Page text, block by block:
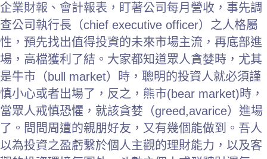
企業財報、會計報表，盯著公司每月營收，事先調
查公司執行長（chief executive officer）之人格屬
性，預先找出值得投資的未來市場主流，再底部進
場，高檔獲利了結。大家都知道眾人貪婪時，尤其
是牛市（bull market）時，聰明的投資人就必須謹
慎小心或者出場了，反之，熊市(bear market)時，
當眾人戒慎恐懼，就該貪婪（greed,avarice）進場
了。問問周遭的親朋好友，又有幾個能做到。吾人
以為投資之盈虧繫於個人主觀的理財能力，以及客